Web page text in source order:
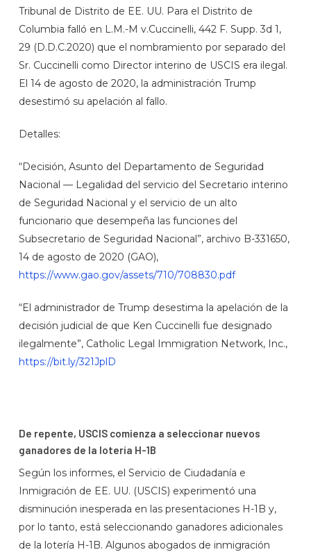
Tribunal de Distrito de EE. UU. Para el Distrito de
Columbia falló en L.M.-M v.Cuccinelli, 442 F. Supp. 3d 1,
29 (D.D.C.2020) que el nombramiento por separado del
Sr. Cuccinelli como Director interino de USCIS era ilegal.
El 14 de agosto de 2020, la administración Trump
desestimó su apelación al fallo.
Detalles:
“Decisión, Asunto del Departamento de Seguridad
Nacional — Legalidad del servicio del Secretario interino
de Seguridad Nacional y el servicio de un alto
funcionario que desempeña las funciones del
Subsecretario de Seguridad Nacional”, archivo B-331650,
14 de agosto de 2020 (GAO),
https://www.gao.gov/assets/710/708830.pdf
“El administrador de Trump desestima la apelación de la
decisión judicial de que Ken Cuccinelli fue designado
ilegalmente”, Catholic Legal Immigration Network, Inc.,
https://bit.ly/321JplD
De repente, USCIS comienza a seleccionar nuevos
ganadores de la lotería H-1B
Según los informes, el Servicio de Ciudadanía e
Inmigración de EE. UU. (USCIS) experimentó una
disminución inesperada en las presentaciones H-1B y,
por lo tanto, está seleccionando ganadores adicionales
de la lotería H-1B. Algunos abogados de inmigración